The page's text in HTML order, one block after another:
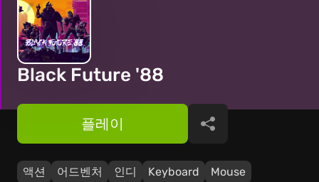
Black Future '88
액션 어드벤처 인디 Keyboard
Mouse
플레이 공유